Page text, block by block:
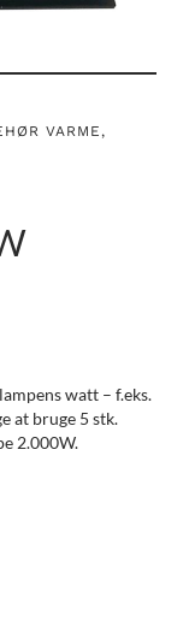
VARME,
watt – f.eks.
at bruge 5 stk.
2.000W.